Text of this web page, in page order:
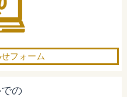
フォーム
の